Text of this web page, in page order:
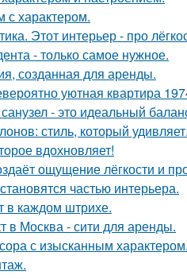
характером.
Этот интерьер - про
- только самое нужное.
созданная для аренды.
уютная квартира
- это идеальный
стиль, который удивляет.
вдохновляет!
ощущение лёгкости и
частью интерьера.
в каждом штрихе.
в Москва - сити для аренды.
с изысканным характером.